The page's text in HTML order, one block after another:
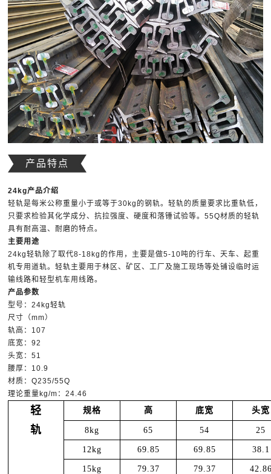
产品特点
24kg产品介绍
轻轨是每米公称重量小于或等于30kg的钢轨。轻轨的质量要求比重轨低，
只要求检验其化学成分、抗拉强度、硬度和落锤试验等。55Q材质的轻轨
具有耐高温、耐磨的特点。
主要用途
24kg轻轨除了取代8-18kg的作用，主要是做5-10吨的行车、天车、起重
机专用道轨。轻轨主要用于林区、矿区、工厂及施工现场等处铺设临时运
输线路和轻型机车用线路。
产品参数
型号：24kg轻轨
尺寸（mm）
轨高：107
底宽：92
头宽：51
腰厚：10.9
材质：Q235/55Q
理论重量kg/m：24.46
轻 规格 高 底宽 头宽
轨 8kg 65 54 25
12kg 69.85 69.85 38.1
15kg 79.37 79.37